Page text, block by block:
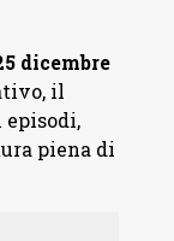
dicembre
il
piena di